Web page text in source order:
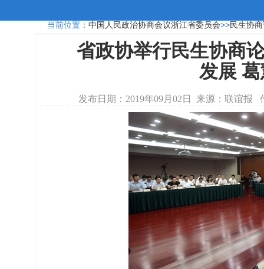
当前位置： 中国人民政治协商会议浙江省委员会>>民生协
省政协举行民生协商
发展
发布日期：2019年09月02日 来源：联谊